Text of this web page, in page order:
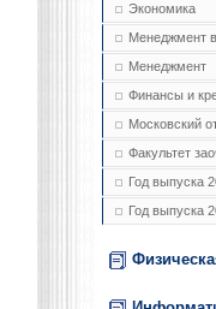
Экономика
Менеджмент
Менеджмент
Финансы и
Московский
Факультет
Год выпуска
Год выпуска